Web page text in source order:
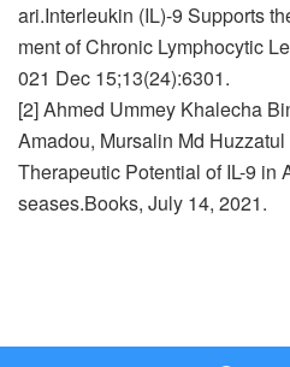
ari.Interleukin (IL)-9 Supports
ment of Chronic Lymphocytic
021 Dec 15;13(24):6301.
[2] Ahmed Ummey Khalecha
Amadou, Mursalin Md
Therapeutic Potential of IL-9 in
seases.Books, July 14, 2021.